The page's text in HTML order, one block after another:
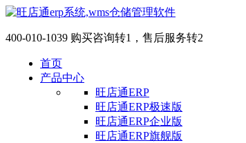
400-010-1039 购买咨询转1，售后服务转2
首页
产品中心
旺店通ERP
旺店通ERP极速版
旺店通ERP企业版
旺店通ERP旗舰版